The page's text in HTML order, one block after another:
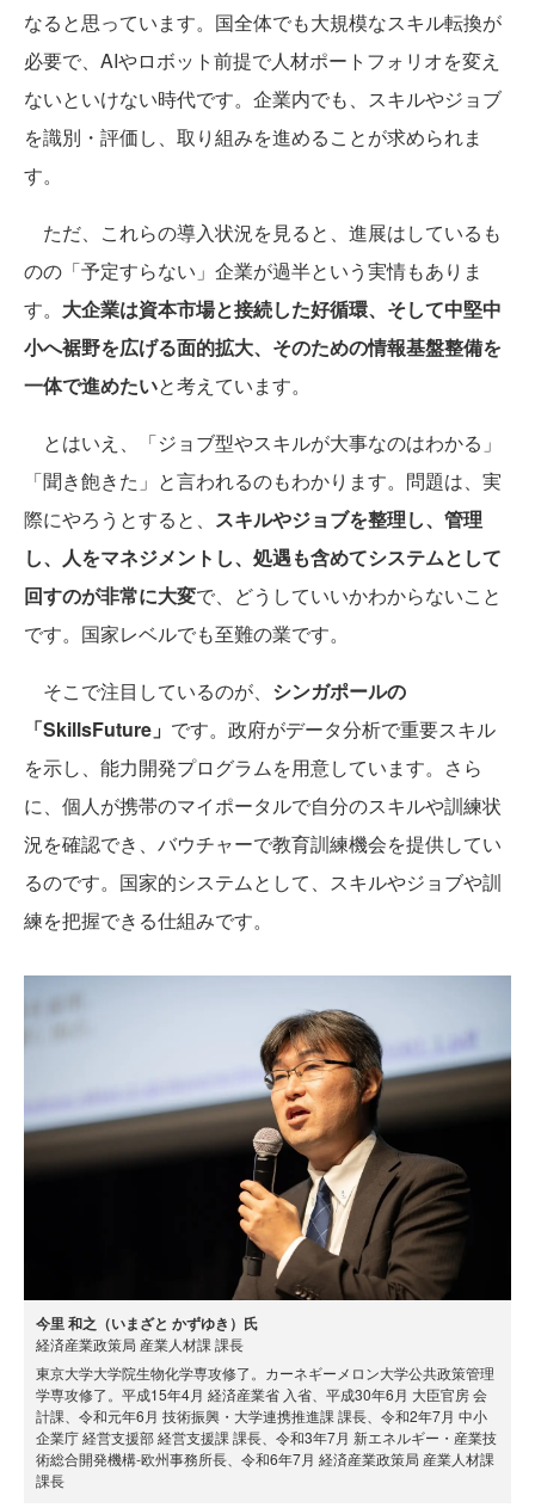
なると思っています。国全体でも大規模なスキル転換が
必要で、AIやロボット前提で人材ポートフォリオを変え
ないといけない時代です。企業内でも、スキルやジョブ
を識別・評価し、取り組みを進めることが求められま
す。
ただ、これらの導入状況を見ると、進展はしているも
のの「予定すらない」企業が過半という実情もありま
す。 大企業は資本市場と接続した好循環、そして中堅中
小へ裾野を広げる面的拡大、そのための情報基盤整備を
一体で進めたいと考えています。
とはいえ、「ジョブ型やスキルが大事なのはわかる」
「聞き飽きた」と言われるのもわかります。問題は、実
際にやろうとすると、 スキルやジョブを整理し、管理
し、人をマネジメントし、処遇も含めてシステムとして
回すのが非常に大変で、どうしていいかわからないこと
です。国家レベルでも至難の業です。
そこで注目しているのが、 シンガポールの
「SkillsFuture」 です。政府がデータ分析で重要スキル
を示し、能力開発プログラムを用意しています。さら
に、個人が携帯のマイポータルで自分のスキルや訓練状
況を確認でき、バウチャーで教育訓練機会を提供してい
るのです。国家的システムとして、スキルやジョブや訓
練を把握できる仕組みです。
今里 和之（いまざと かずゆき）氏
経済産業政策局 産業人材課 課長
東京大学大学院生物化学専攻修了。カーネギーメロン大学公共政策管理
学専攻修了。平成15年4月 経済産業省 入省、平成30年6月 大臣官房 会
計課、令和元年6月 技術振興・大学連携推進課 課長、令和2年7月 中小
企業庁 経営支援部 経営支援課 課長、令和3年7月 新エネルギー・産業技
術総合開発機構-欧州事務所長、令和6年7月 経済産業政策局 産業人材課
課長